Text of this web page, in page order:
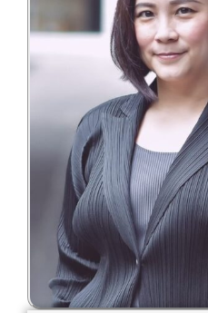
English